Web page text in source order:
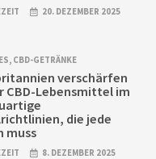
20. DEZEMBER 2025
, CBD-GETRÄNKE
verschärfen
CBD-Lebensmittel im
die jede
muss
8. DEZEMBER 2025